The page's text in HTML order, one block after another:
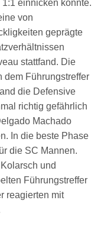
einnicken konnte.
von
geprägte
stattfand. Die
dem Führungstreffer
die Defensive
richtig gefährlich
Machado
In die beste Phase
die SC Mannen.
und
Führungstreffer
reagierten mit